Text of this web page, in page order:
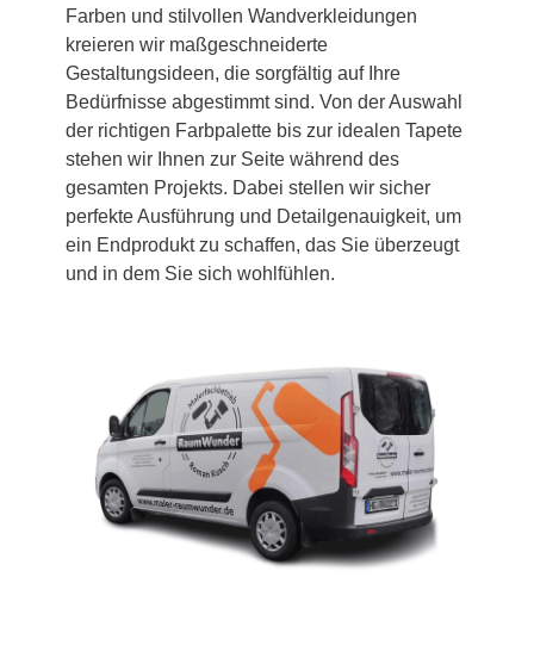
Farben und stilvollen Wandverkleidungen
kreieren wir maßgeschneiderte
Gestaltungsideen, die sorgfältig auf Ihre
Bedürfnisse abgestimmt sind. Von der Auswahl
der richtigen Farbpalette bis zur idealen Tapete
stehen wir Ihnen zur Seite während des
gesamten Projekts. Dabei stellen wir sicher
perfekte Ausführung und Detailgenauigkeit, um
ein Endprodukt zu schaffen, das Sie überzeugt
und in dem Sie sich wohlfühlen.